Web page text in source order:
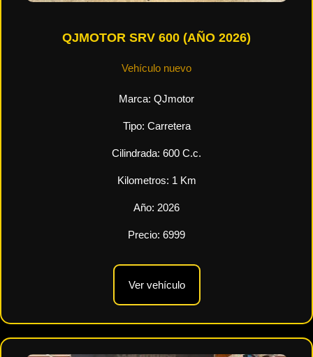
QJMOTOR SRV 600 (AÑO 2026)
Vehículo nuevo
Marca: QJmotor
Tipo: Carretera
Cilindrada: 600 C.c.
Kilometros: 1 Km
Año: 2026
Precio: 6999
Ver vehículo